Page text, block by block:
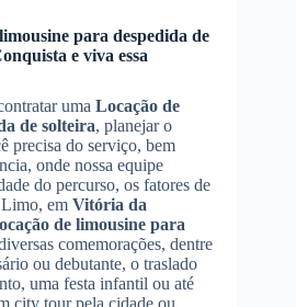
para despedida de
e viva essa
uma Locação de
de solteira, planejar o
precisa do serviço, bem
onde nossa equipe
do percurso, os fatores de
em Vitória da
de limousine para
comemorações, dentre
ou debutante, o traslado
uma festa infantil ou até
city tour pela cidade ou